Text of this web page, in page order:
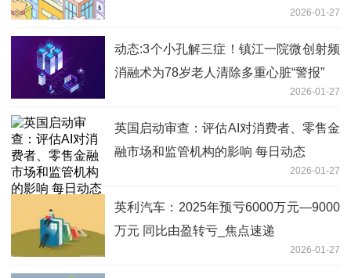
2026-01-27
动态:3个小孔解三症！镇江一院微创射频
消融术为78岁老人清除多重心脏“警报”
2026-01-27
英国启动审查：评估AI对消费者、零售金
融市场和监管机构的影响 每日动态
2026-01-27
英利汽车：2025年预亏6000万元—9000
万元 同比由盈转亏_焦点速递
2026-01-27